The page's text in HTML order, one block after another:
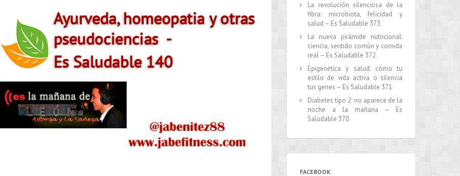
La revolución silenciosa de la
fibra: microbiota, felicidad y
salud – Es Saludable 373
La nueva pirámide nutricional:
ciencia, sentido común y comida
real – Es Saludable 372
Epigenética y salud: cómo tu
estilo de vida activa o silencia
tus genes – Es Saludable 371
Diabetes tipo 2: no aparece de la
noche a la mañana – Es
Saludable 370
FACEBOOK